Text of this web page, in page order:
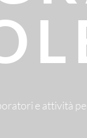
e attività